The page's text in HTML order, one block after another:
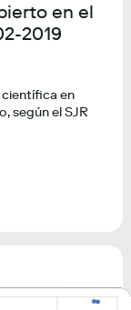
en el
2019
en
según el SJR